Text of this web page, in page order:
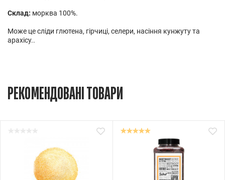
Склад: морква 100%.
Може це сліди глютена, гірчиці, селери, насіння кунжуту та
арахісу..
РЕКОМЕНДОВАНІ ТОВАРИ